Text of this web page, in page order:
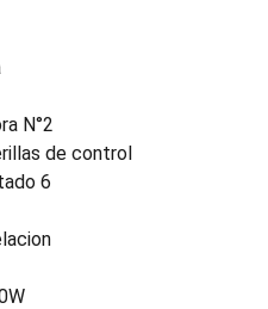
N°2
de control
6